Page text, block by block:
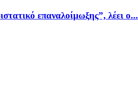
επαναλοίμωξης”, λέει ο...